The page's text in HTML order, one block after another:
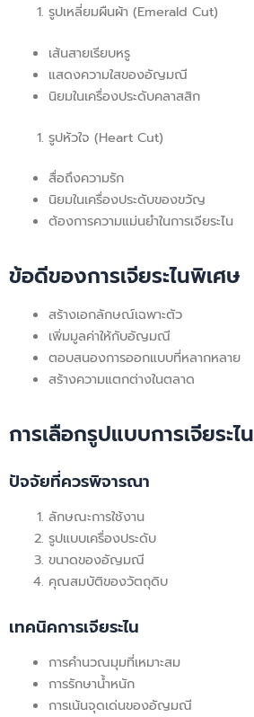
รูปเหลี่ยมผืนผ้า (Emerald Cut)
เส้นสายเรียบหรู
แสดงความใสของอัญมณี
นิยมในเครื่องประดับคลาสสิก
รูปหัวใจ (Heart Cut)
สื่อถึงความรัก
นิยมในเครื่องประดับของขวัญ
ต้องการความแม่นยำในการเจียระไน
ข้อดีของการเจียระไนพิเศษ
สร้างเอกลักษณ์เฉพาะตัว
เพิ่มมูลค่าให้กับอัญมณี
ตอบสนองการออกแบบที่หลากหลาย
สร้างความแตกต่างในตลาด
การเลือกรูปแบบการเจียระไน
ปัจจัยที่ควรพิจารณา
ลักษณะการใช้งาน
รูปแบบเครื่องประดับ
ขนาดของอัญมณี
คุณสมบัติของวัตถุดิบ
เทคนิคการเจียระไน
การคำนวณมุมที่เหมาะสม
การรักษาน้ำหนัก
การเน้นจุดเด่นของอัญมณี